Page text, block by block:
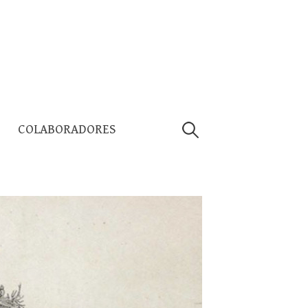
COLABORADORES Pesquisar